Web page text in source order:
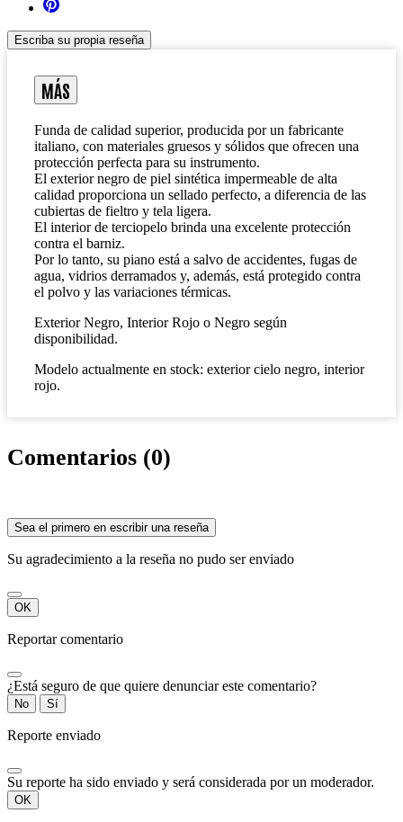
Escriba su propia reseña
MÁS
Funda de calidad superior, producida por un fabricante
italiano, con materiales gruesos y sólidos que ofrecen una
protección perfecta para su instrumento.
El exterior negro de piel sintética impermeable de alta
calidad proporciona un sellado perfecto, a diferencia de las
cubiertas de fieltro y tela ligera.
El interior de terciopelo brinda una excelente protección
contra el barniz.
Por lo tanto, su piano está a salvo de accidentes, fugas de
agua, vidrios derramados y, además, está protegido contra
el polvo y las variaciones térmicas.
Exterior Negro, Interior Rojo o Negro según
disponibilidad.
Modelo actualmente en stock: exterior cielo negro, interior
rojo.
Comentarios (0)
Sea el primero en escribir una reseña
Su agradecimiento a la reseña no pudo ser enviado
OK
Reportar comentario
¿Está seguro de que quiere denunciar este comentario?
No Sí
Reporte enviado
Su reporte ha sido enviado y será considerada por un moderador.
OK